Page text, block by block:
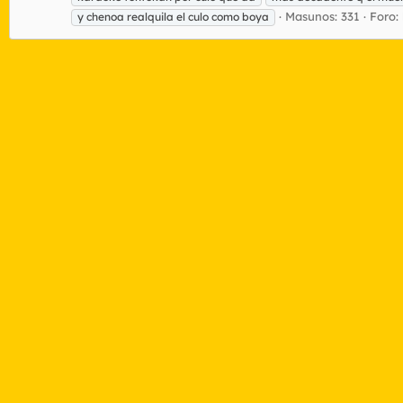
y chenoa realquila el culo como boya
Masunos: 331 Foro: